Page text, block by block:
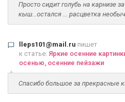
Просто сидит голубь на карнизе
кыш...остался ... расцветка
lleps101@mail.ru пишет
к статье: Яркие осенние
осенью, осенние пейзажи
Спасибо большое за прекрасные